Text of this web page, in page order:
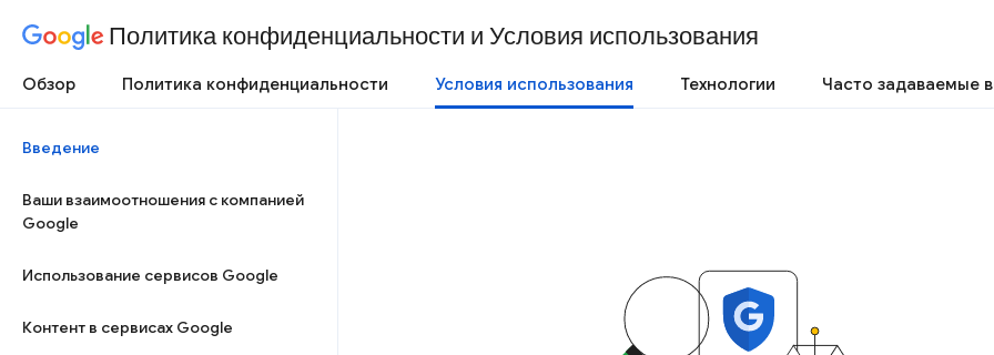
Политика конфиденциальности и Условия использования
Обзор Политика конфиденциальности Условия использования Технологии Часто задаваемые
Введение
Ваши взаимоотношения с компанией
Google
Использование сервисов Google
Контент в сервисах Google